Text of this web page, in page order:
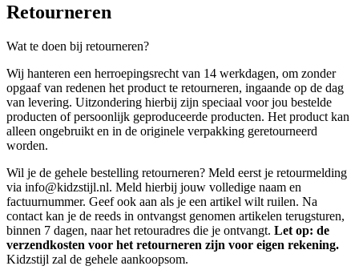
Retourneren
Wat te doen bij retourneren?
Wij hanteren een herroepingsrecht van 14 werkdagen, om zonder
opgaaf van redenen het product te retourneren, ingaande op de dag
van levering. Uitzondering hierbij zijn speciaal voor jou bestelde
producten of persoonlijk geproduceerde producten. Het product kan
alleen ongebruikt en in de originele verpakking geretourneerd
worden.
Wil je de gehele bestelling retourneren? Meld eerst je retourmelding
via info@kidzstijl.nl. Meld hierbij jouw volledige naam en
factuurnummer. Geef ook aan als je een artikel wilt ruilen. Na
contact kan je de reeds in ontvangst genomen artikelen terugsturen,
binnen 7 dagen, naar het retouradres die je ontvangt. Let op: de
verzendkosten voor het retourneren zijn voor eigen rekening.
Kidzstijl zal de gehele aankoopsom.